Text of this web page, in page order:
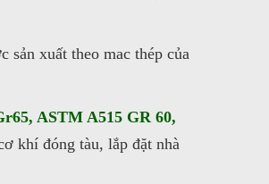
sản xuất theo mac thép của
ASTM A515 GR 60,
khí đóng tàu, lắp đặt nhà